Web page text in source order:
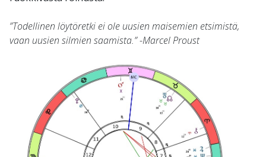
”Todellinen löytöretki ei ole uusien maisemien etsimistä,
vaan uusien silmien saamista.” -Marcel Proust